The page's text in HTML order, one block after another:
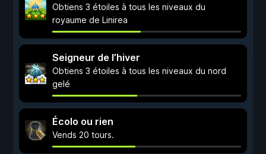
Obtiens 3 étoiles à tous les niveaux du
royaume de Linirea
Seigneur de l’hiver
Obtiens 3 étoiles à tous les niveaux du nord
gelé
Écolo ou rien
Vends 20 tours.